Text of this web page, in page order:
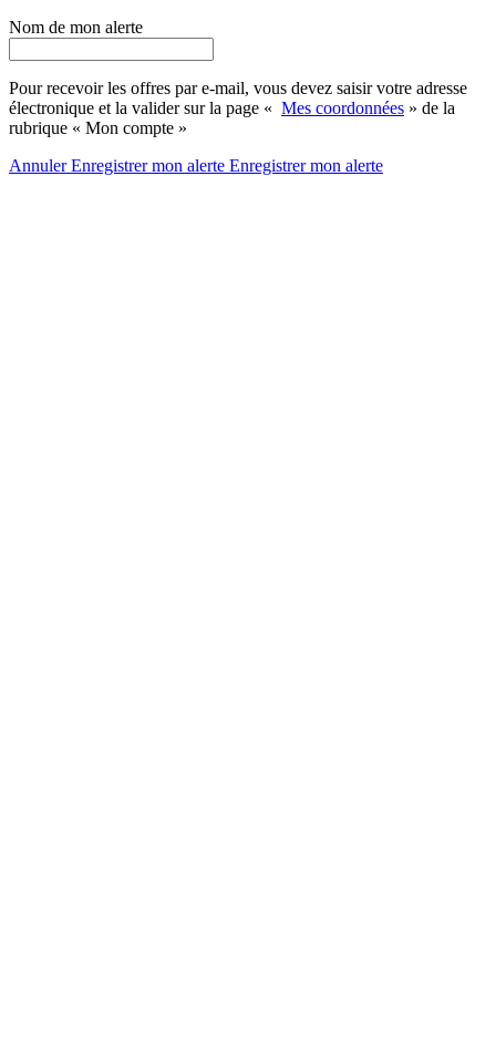
Nom de mon alerte
Pour recevoir les offres par e-mail, vous devez saisir votre adresse
électronique et la valider sur la page « Mes coordonnées » de la
rubrique « Mon compte »
AnnulerEnregistrer mon alerte Enregistrermon alerte